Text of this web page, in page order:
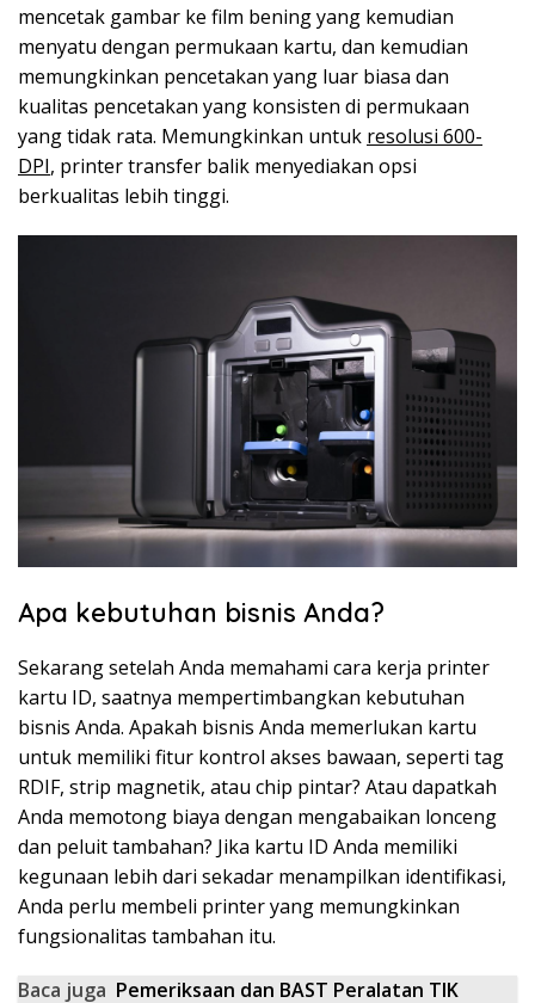
mencetak gambar ke film bening yang kemudian
menyatu dengan permukaan kartu, dan kemudian
memungkinkan pencetakan yang luar biasa dan
kualitas pencetakan yang konsisten di permukaan
yang tidak rata. Memungkinkan untuk resolusi 600-
DPI, printer transfer balik menyediakan opsi
berkualitas lebih tinggi.
Apa kebutuhan bisnis Anda?
Sekarang setelah Anda memahami cara kerja printer
kartu ID, saatnya mempertimbangkan kebutuhan
bisnis Anda. Apakah bisnis Anda memerlukan kartu
untuk memiliki fitur kontrol akses bawaan, seperti tag
RDIF, strip magnetik, atau chip pintar? Atau dapatkah
Anda memotong biaya dengan mengabaikan lonceng
dan peluit tambahan? Jika kartu ID Anda memiliki
kegunaan lebih dari sekadar menampilkan identifikasi,
Anda perlu membeli printer yang memungkinkan
fungsionalitas tambahan itu.
Baca juga Pemeriksaan dan BAST Peralatan TIK